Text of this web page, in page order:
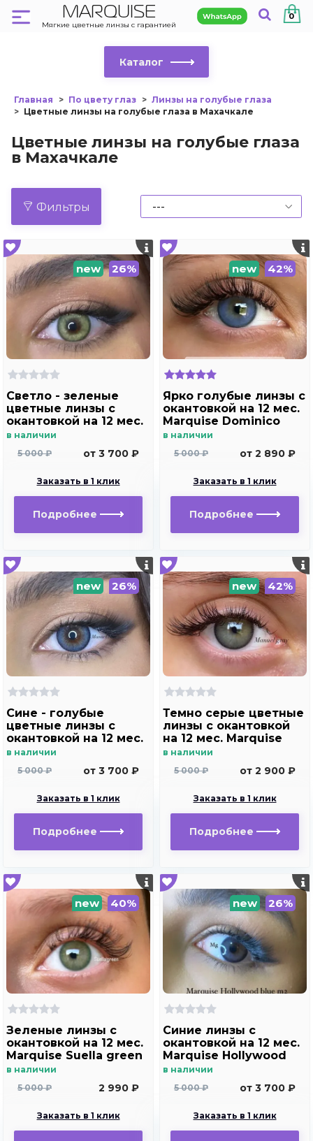
MARQUISE
Мягкие цветные линзы с гарантией
0
Каталог
Главная По цвету глаз
Линзы на голубые глаза
Цветные линзы на голубые глаза в Махачкале
Цветные линзы на голубые глаза
в Махачкале
Фильтры
new 26%
Светло - зеленые
цветные линзы c
окантовкой на 12 мес.
Marquise Dominico
в наличии
5 000 ₽
от 3 700 ₽
Заказать в 1 клик
Подробнее
new 42%
Ярко голубые линзы c
окантовкой на 12 мес.
Marquise Dominico
blue
в наличии
5 000 ₽
от 2 890 ₽
Заказать в 1 клик
Подробнее
new 26%
Сине - голубые
цветные линзы c
окантовкой на 12 мес.
Marquise Manuel blue
в наличии
5 000 ₽
от 3 700 ₽
Заказать в 1 клик
Подробнее
new 42%
Темно серые цветные
линзы c окантовкой
на 12 мес. Marquise
Manuel gray ( с легким
глаз )
в наличии
5 000 ₽
от 2 900 ₽
Заказать в 1 клик
Подробнее
new 40%
Зеленые линзы c
окантовкой на 12 мес.
Marquise Suella green
для светлых глаз
в наличии
5 000 ₽
2 990 ₽
Заказать в 1 клик
new 26%
Синие линзы c
окантовкой на 12 мес.
Marquise Hollywood
blue m2
в наличии
5 000 ₽
от 3 700 ₽
Заказать в 1 клик